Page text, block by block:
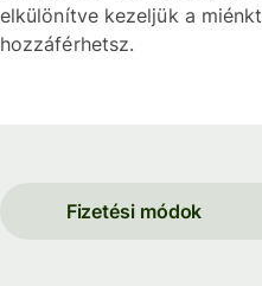
elkülönítve kezeljük a
hozzáférhetsz.
Fizetési módok